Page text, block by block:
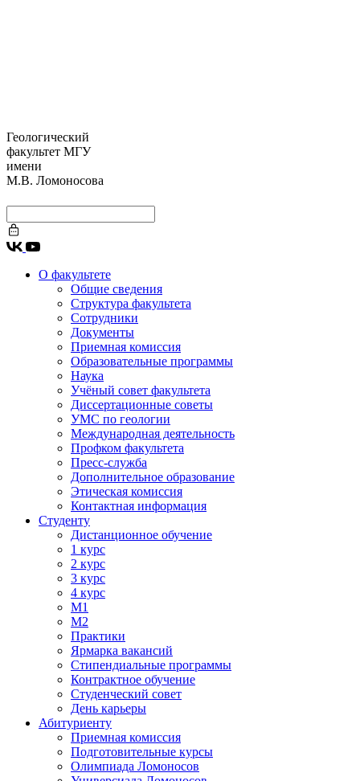
Геологический
факультет МГУ
имени
М.В. Ломоносова
О факультете
Общие сведения
Структура факультета
Сотрудники
Документы
Приемная комиссия
Образовательные программы
Наука
Учёный совет факультета
Диссертационные советы
УМС по геологии
Международная деятельность
Профком факультета
Пресс-служба
Дополнительное образование
Этическая комиссия
Контактная информация
Студенту
Дистанционное обучение
1 курс
2 курс
3 курс
4 курс
М1
М2
Практики
Ярмарка вакансий
Стипендиальные программы
Контрактное обучение
Студенческий совет
День карьеры
Абитуриенту
Приемная комиссия
Подготовительные курсы
Олимпиада Ломоносов